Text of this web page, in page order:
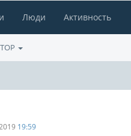
Люди Активность
TOP
19:59